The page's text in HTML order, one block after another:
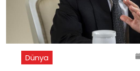
Dünya